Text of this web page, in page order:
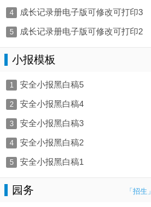
4
成长记录册电子版可修改可打印3
5 成长记录册电子版可修改可打印2
小报模板
1
安全小报黑白稿5
2
安全小报黑白稿4
3
安全小报黑白稿3
4
安全小报黑白稿2
5 安全小报黑白稿1
「招生」
园务